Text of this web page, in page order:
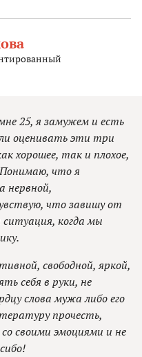
25, я замужем и есть
оценивать эти три
хорошее, так и плохое,
Понимаю, что я
нервной,
что завишу от
когда мы
свободной, яркой,
себя в руки, не
слова мужа либо его
прочесть,
своими эмоциями и не